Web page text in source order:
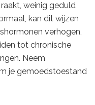
weinig geduld
kan dit wijzen
verhogen,
tot chronische
Neem
je gemoedstoestand